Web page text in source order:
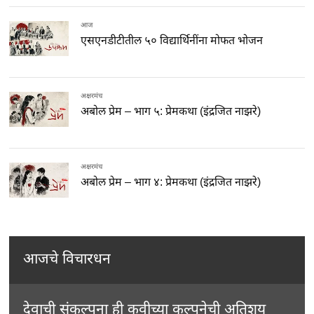
आज
एसएनडीटीतील ५० विद्यार्थिनींना मोफत भोजन
अक्षरमंच
अबोल प्रेम – भाग ५: प्रेमकथा (इंद्रजित नाझरे)
अक्षरमंच
अबोल प्रेम – भाग ४: प्रेमकथा (इंद्रजित नाझरे)
आजचे विचारधन
देवाची संकल्पना ही कवीच्या कल्पनेची अतिशय